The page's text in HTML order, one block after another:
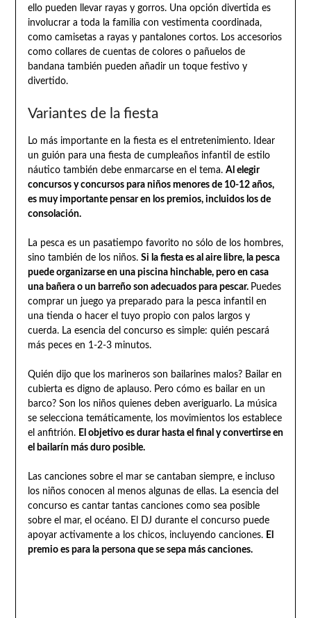
ello pueden llevar rayas y gorros. Una opción divertida es
involucrar a toda la familia con vestimenta coordinada,
como camisetas a rayas y pantalones cortos. Los accesorios
como collares de cuentas de colores o pañuelos de
bandana también pueden añadir un toque festivo y
divertido.
Variantes de la fiesta
Lo más importante en la fiesta es el entretenimiento. Idear
un guión para una fiesta de cumpleaños infantil de estilo
náutico también debe enmarcarse en el tema. Al elegir
concursos y concursos para niños menores de 10-12 años,
es muy importante pensar en los premios, incluidos los de
consolación.
La pesca es un pasatiempo favorito no sólo de los hombres,
sino también de los niños. Si la fiesta es al aire libre, la pesca
puede organizarse en una piscina hinchable, pero en casa
una bañera o un barreño son adecuados para pescar. Puedes
comprar un juego ya preparado para la pesca infantil en
una tienda o hacer el tuyo propio con palos largos y
cuerda. La esencia del concurso es simple: quién pescará
más peces en 1-2-3 minutos.
Quién dijo que los marineros son bailarines malos? Bailar en
cubierta es digno de aplauso. Pero cómo es bailar en un
barco? Son los niños quienes deben averiguarlo. La música
se selecciona temáticamente, los movimientos los establece
el anfitrión. El objetivo es durar hasta el final y convertirse en
el bailarín más duro posible.
Las canciones sobre el mar se cantaban siempre, e incluso
los niños conocen al menos algunas de ellas. La esencia del
concurso es cantar tantas canciones como sea posible
sobre el mar, el océano. El DJ durante el concurso puede
apoyar activamente a los chicos, incluyendo canciones. El
premio es para la persona que se sepa más canciones.